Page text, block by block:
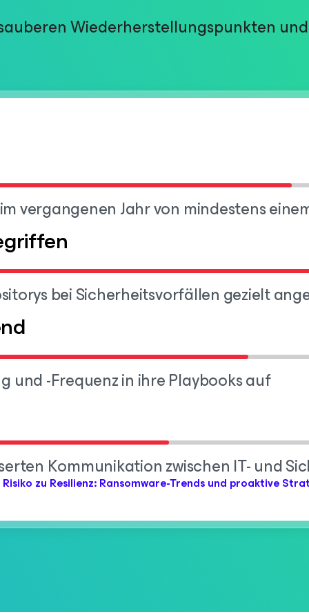
Wiederherstellungspunkten
vergangenen Jahr von mindestens
bei Sicherheitsvorfällen gezielt
-Frequenz in ihre Playbooks auf
Kommunikation zwischen IT- und
zu Resilienz: Ransomware-Trends und proaktive